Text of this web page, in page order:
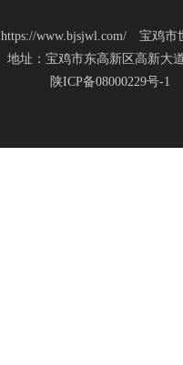
https://www.bjsjwl.com/ 宝鸡
地址：宝鸡市东高新区高新大
陕ICP备08000229号-1